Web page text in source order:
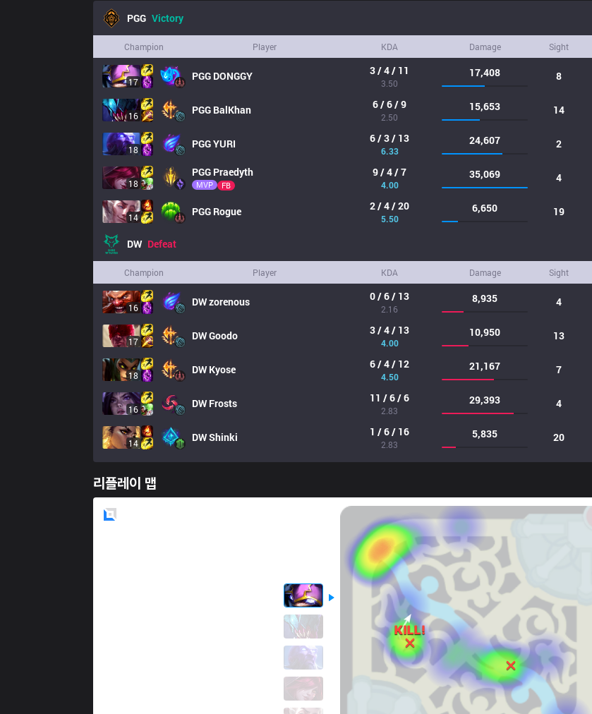
PGG Victory
Champion Player KDA Damage Sight
17 PGG DONGGY 3 / 4 / 11
3.50
17,408 8
16 PGG BalKhan 6 / 6 / 9
2.50
15,653 14
18 PGGYURI 6 / 3 / 13
6.33
24,607 2
18
PGG Praedyth
MVP FB
9 / 4 / 7
4.00
35,069 4
14 PGG Rogue 2 / 4 / 20
5.50
6,650 19
DW Defeat
Champion Player KDA Damage Sight
16 DWzorenous 0 / 6 / 13
2.16
8,935 4
17 DWGoodo 3 / 4 / 13
4.00
10,950 13
18 DW Kyose 6 / 4 / 12
4.50
21,167 7
16 DW Frosts 11 / 6 / 6
2.83
29,393 4
14 DWShinki 1 / 6 / 16
2.83
5,835 20
리플레이 맵